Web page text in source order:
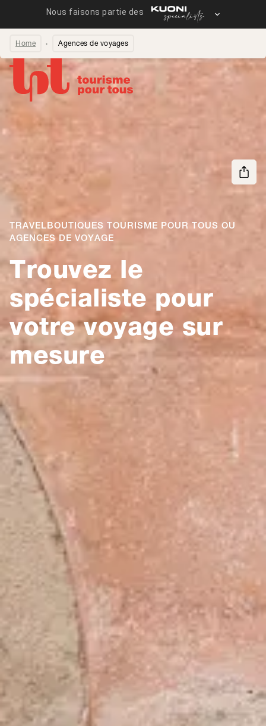
Home Agences de voyages
Trouvez le
spécialiste pour
votre voyage sur
mesure
TRAVELBOUTIQUES TOURISME POUR TOUS OU
AGENCES DE VOYAGE